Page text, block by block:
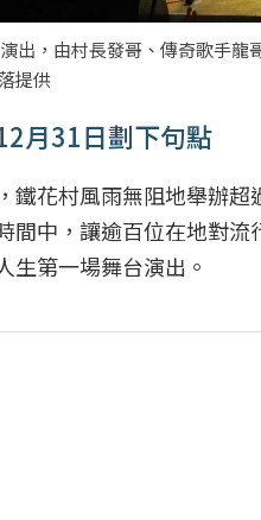
出，由村長發哥、傳奇歌手
提供
月31日劃下句點
鐵花村風雨無阻地舉辦
間中，讓逾百位在地對
生第一場舞台演出。